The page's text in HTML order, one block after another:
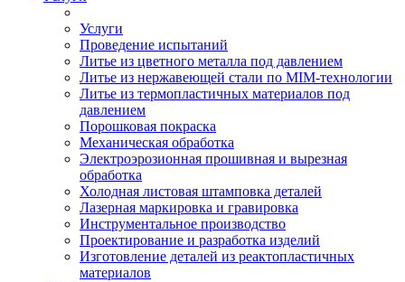
Услуги
Проведение испытаний
Литье из цветного металла под давлением
Литье из нержавеющей стали по MIM-технологии
Литье из термопластичных материалов под
давлением
Порошковая покраска
Механическая обработка
Электроэрозионная прошивная и вырезная
обработка
Холодная листовая штамповка деталей
Лазерная маркировка и гравировка
Инструментальное производство
Проектирование и разработка изделий
Изготовление деталей из реактопластичных
материалов